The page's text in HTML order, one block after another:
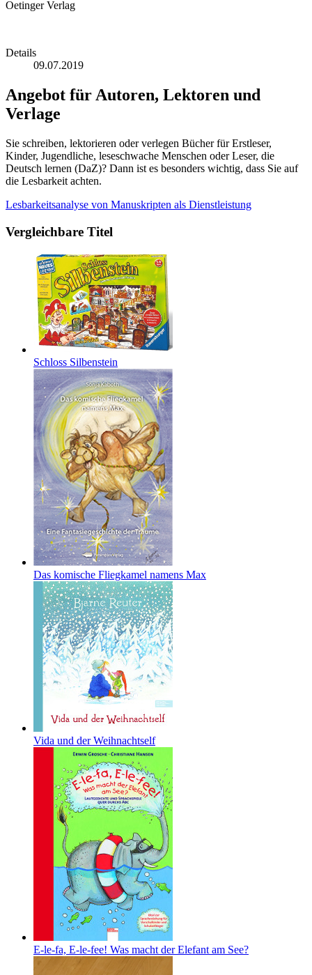
Oetinger Verlag
Details
09.07.2019
Angebot für Autoren, Lektoren und
Verlage
Sie schreiben, lektorieren oder verlegen Bücher für Erstleser,
Kinder, Jugendliche, leseschwache Menschen oder Leser, die
Deutsch lernen (DaZ)? Dann ist es besonders wichtig, dass Sie auf
die Lesbarkeit achten.
Lesbarkeitsanalyse von Manuskripten als Dienstleistung
Vergleichbare Titel
Schloss Silbenstein
Das komische Fliegkamel namens Max
Vida und der Weihnachtself
E-le-fa, E-le-fee! Was macht der Elefant am See?